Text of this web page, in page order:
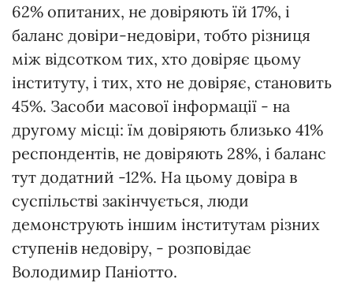
62% опитаних, не довіряють їй 17%, і
баланс довіри-недовіри, тобто різниця
між відсотком тих, хто довіряє цьому
інституту, і тих, хто не довіряє, становить
45%. Засоби масової інформації - на
другому місці: їм довіряють близько 41%
респондентів, не довіряють 28%, і баланс
тут додатний -12%. На цьому довіра в
суспільстві закінчується, люди
демонструють іншим інститутам різних
ступенів недовіру, - розповідає
Володимир Паніотто.